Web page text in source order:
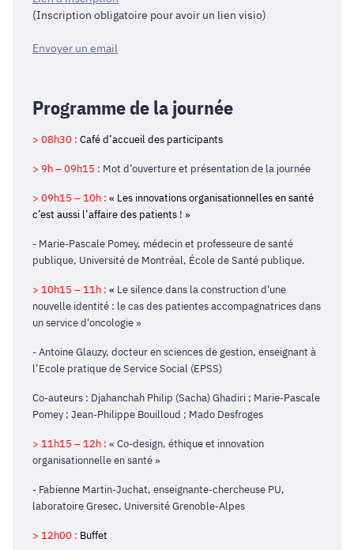
(Inscription obligatoire pour avoir un lien visio)
Envoyer un email
Programme de la journée
> 08h30 : Café d’accueil des participants
> 9h – 09h15 : Mot d’ouverture et présentation de la journée
> 09h15 – 10h : « Les innovations organisationnelles en santé
c’est aussi l’affaire des patients ! »
- Marie-Pascale Pomey, médecin et professeure de santé
publique, Université de Montréal, École de Santé publique.
> 10h15 – 11h : « Le silence dans la construction d'une
nouvelle identité : le cas des patientes accompagnatrices dans
un service d'oncologie»
- Antoine Glauzy, docteur en sciences de gestion, enseignant à
l’Ecole pratique de Service Social (EPSS)
Co-auteurs : Djahanchah Philip (Sacha) Ghadiri ; Marie-Pascale
Pomey ; Jean-Philippe Bouilloud ; Mado Desfroges
> 11h15 – 12h : « Co-design, éthique et innovation
organisationnelle en santé »
- Fabienne Martin-Juchat, enseignante-chercheuse PU,
laboratoire Gresec, Université Grenoble-Alpes
> 12h00 : Buffet